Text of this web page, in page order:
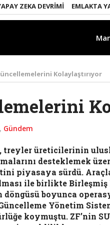
DEVRIMI EMLAKTA YAPAY
Kolaylaştırıyor
, Gündem
treyler üreticilerinin
desteklemek
piyasaya sürdü.
ile birlikte
boyunca
Yönetim
koymuştu. ZF’nin